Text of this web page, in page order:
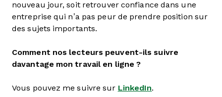
nouveau jour, soit retrouver confiance dans une
entreprise qui n’a pas peur de prendre position sur
des sujets importants.
Comment nos lecteurs peuvent-ils suivre
davantage mon travail en ligne ?
Vous pouvez me suivre sur LinkedIn.